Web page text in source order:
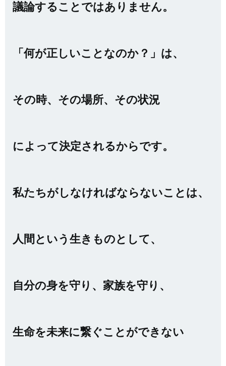
議論することではありません。
「何が正しいことなのか？」は、
その時、その場所、その状況
によって決定されるからです。
私たちがしなければならないことは、
人間という生きものとして、
自分の身を守り、家族を守り、
生命を未来に繋ぐことができない